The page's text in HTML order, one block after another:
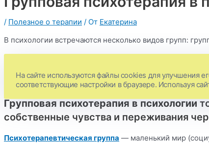
/ Полезное о терапии / От Екатерина
В психологии встречаются несколько видов групп:
возникают конфликты. Цель группы-помощника
сложившейся непростой ситуации или проблеме.
Групповая психотерапия в психологии
собственные чувства и переживания
Психотерапевтическая группа — маленький мир
На сайте используются файлы cookies для улучшения
соответствующие настройки в браузере. Используя